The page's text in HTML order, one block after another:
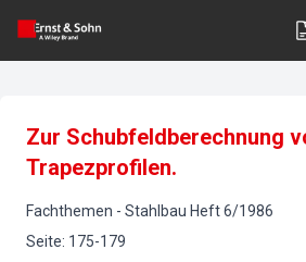
Zur Schubfeldberechnung
Trapezprofilen.
Fachthemen - Stahlbau Heft6/1986
Seite: 175-179